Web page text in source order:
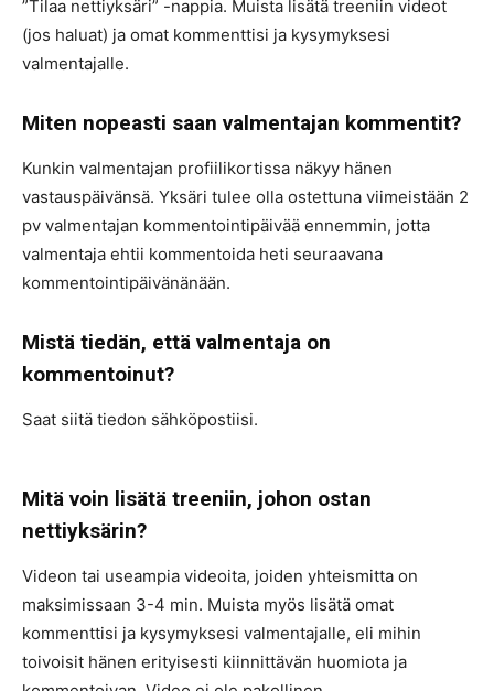
”Tilaa nettiyksäri” -nappia. Muista lisätä treeniin videot
(jos haluat) ja omat kommenttisi ja kysymyksesi
valmentajalle.
Miten nopeasti saan valmentajan kommentit?
Kunkin valmentajan profiilikortissa näkyy hänen
vastauspäivänsä. Yksäri tulee olla ostettuna viimeistään 2
pv valmentajan kommentointipäivää ennemmin, jotta
valmentaja ehtii kommentoida heti seuraavana
kommentointipäivänänään.
Mistä tiedän, että valmentaja on
kommentoinut?
Saat siitä tiedon sähköpostiisi.
Mitä voin lisätä treeniin, johon ostan
nettiyksärin?
Videon tai useampia videoita, joiden yhteismitta on
maksimissaan 3-4 min. Muista myös lisätä omat
kommenttisi ja kysymyksesi valmentajalle, eli mihin
toivoisit hänen erityisesti kiinnittävän huomiota ja